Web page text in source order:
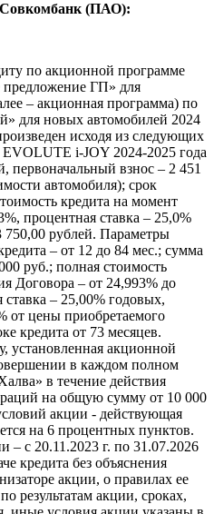
(ПАО):
по акционной программе
предложение ГП» для
– акционная программа) по
для новых автомобилей 2024
исходя из следующих
i-JOY 2024-2025 года
первоначальный взнос – 2 451
автомобиля); срок
кредита на момент
процентная ставка – 25,0%
750,00 рублей. Параметры
– от 12 до 84 мес.; сумма
руб.; полная стоимость
Договора – от 24,993% до
– 25,00% годовых,
от цены приобретаемого
кредита от 73 месяцев.
установленная акционной
в каждом полном
в течение действия
на общую сумму от 10 000
акции - действующая
на 6 процентных пунктов.
с 20.11.2023 г. по 31.07.2026
кредита без объяснения
акции, о правилах ее
результатам акции, сроках,